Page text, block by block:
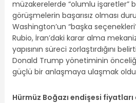
müzakerelerde “olumlu işaretler”
görüşmelerin başarısız olması
Washington’un “başka
Rubio, İran’daki karar alma
yapısının süreci zorlaştırdığını
Donald Trump yönetiminin
güçlü bir anlaşmaya ulaşmak
Hürmüz Boğazı endişesi